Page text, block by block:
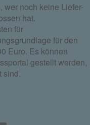
wer noch keine Liefer-
hat.
für
für den
Euro. Es können
gestellt werden,
sind.